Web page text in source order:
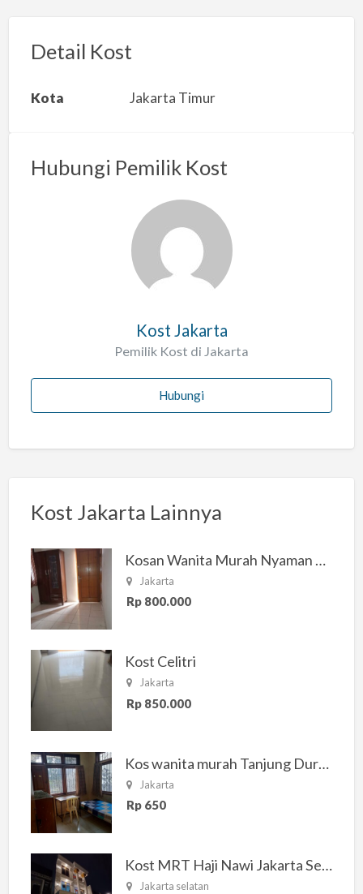
r
a
s
Detail Kost
Kota Jakarta Timur
Hubungi Pemilik Kost
Kost Jakarta
Pemilik Kost di Jakarta
Hubungi
Kost Jakarta Lainnya
Kosan Wanita Murah Nyaman di Jakarta Selatan
Jakarta
Rp 800.000
Kost Celitri
Jakarta
Rp 850.000
Kos wanita murah Tanjung Duren Jakarta Barat
Jakarta
Rp 650
Kost MRT Haji Nawi Jakarta Selatan
Jakarta selatan